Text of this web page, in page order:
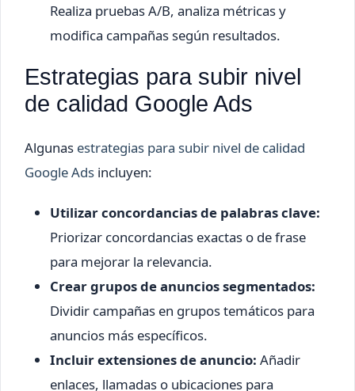
Realiza pruebas A/B, analiza métricas y
modifica campañas según resultados.
Estrategias para subir nivel
de calidad Google Ads
Algunas estrategias para subir nivel de calidad
Google Ads incluyen:
Utilizar concordancias de palabras clave:
Priorizar concordancias exactas o de frase
para mejorar la relevancia.
Crear grupos de anuncios segmentados:
Dividir campañas en grupos temáticos para
anuncios más específicos.
Incluir extensiones de anuncio: Añadir
enlaces, llamadas o ubicaciones para